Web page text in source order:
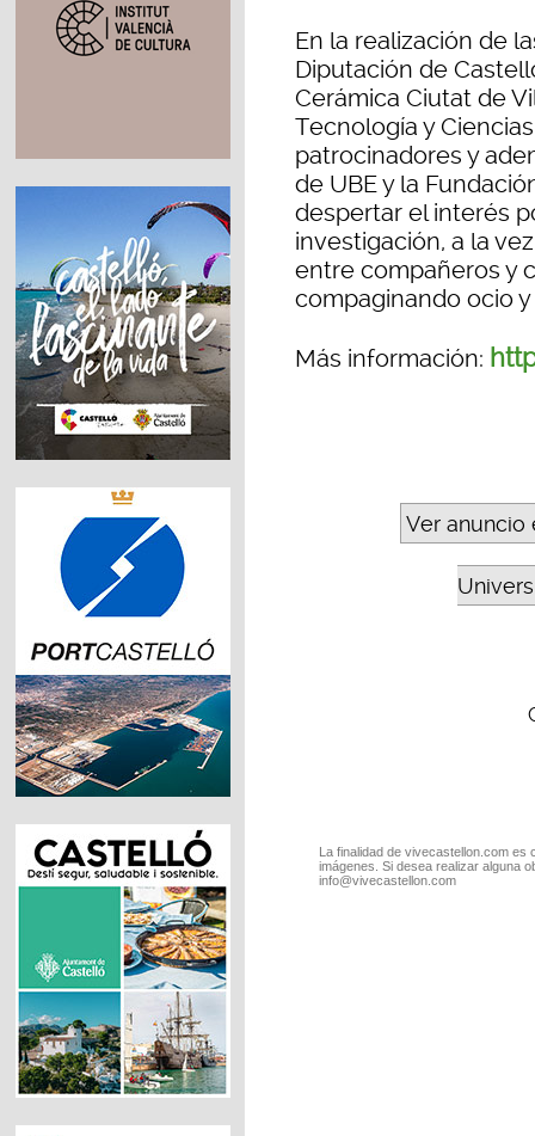
En la realización de
Diputación de
Cerámica Ciutat de
Tecnología y
patrocinadores y
de UBE y la
despertar el interés
investigación, a la
entre compañeros y
compaginando ocio y
Más información:
Ver anuncio
La finalidad de vivecastellon.com
imágenes. Si desea realizar alguna
info@vivecastellon.com